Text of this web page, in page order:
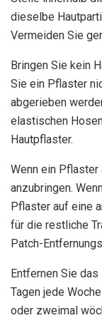
dieselbe
Vermeiden Sie
Bringen Sie kein
Sie ein Pflaster
abgerieben
elastischen
Hautpflaster.
Wenn ein
anzubringen.
Pflaster auf eine
für die restliche
Patch-
Entfernen Sie
Tagen jede
oder zweimal